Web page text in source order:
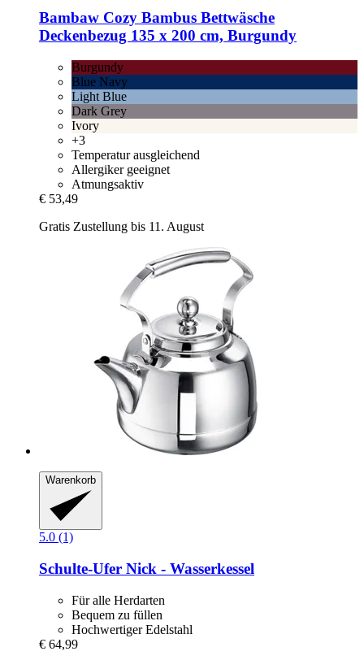
Bambaw Cozy Bambus Bettwäsche
Deckenbezug 135 x 200 cm, Burgundy
Burgundy
Blue Navy
Light Blue
Dark Grey
Ivory
+3
Temperatur ausgleichend
Allergiker geeignet
Atmungsaktiv
€ 53,49
Gratis Zustellung bis 11. August
Warenkorb
5.0 (1)
Schulte-Ufer Nick -​ Wasserkessel
Für alle Herdarten
Bequem zu füllen
Hochwertiger Edelstahl
€ 64,99